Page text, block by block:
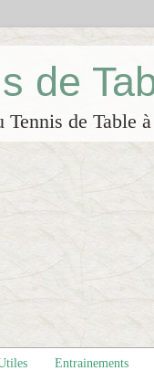
de
Tennis de Table
Entrainements